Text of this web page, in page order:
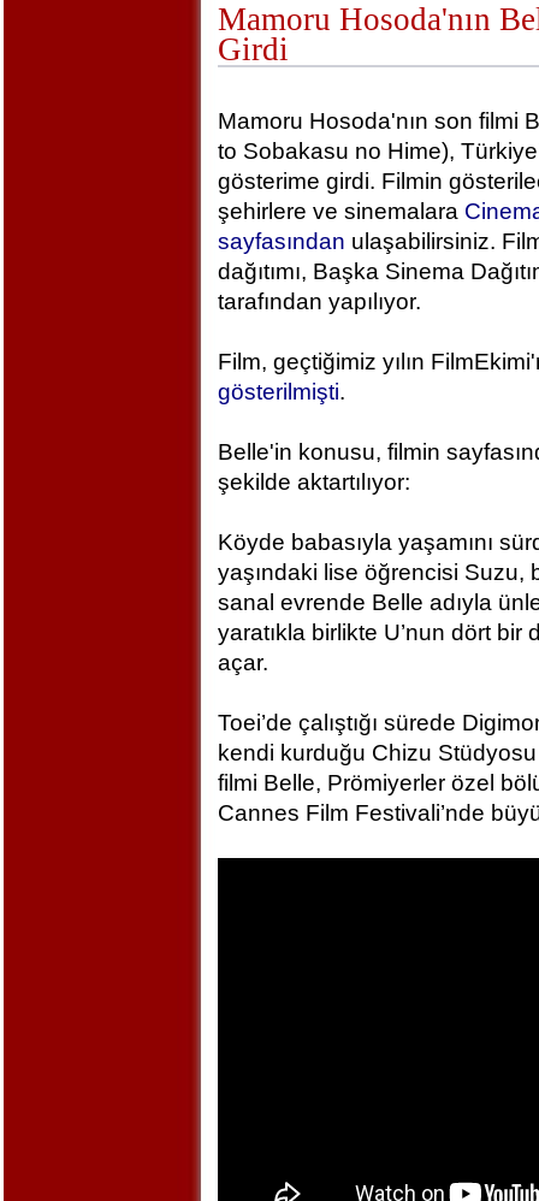
Mamoru Hosoda'nın
Girdi
Mamoru Hosoda'nın son filmi
to Sobakasu no Hime),
gösterime girdi. Filmin
şehirlere ve sinemalara
sayfasından ulaşabilirsiniz.
dağıtımı, Başka Sinema
tarafından yapılıyor.
Film, geçtiğimiz yılın
gösterilmişti.
Belle'in konusu, filmin
şekilde aktartılıyor:
Köyde babasıyla yaşamını
yaşındaki lise öğrencisi Suzu,
sanal evrende Belle adıyla
yaratıkla birlikte U’nun dört
açar.
Toei’de çalıştığı sürede
kendi kurduğu Chizu
filmi Belle, Prömiyerler özel
Cannes Film Festivali’nde